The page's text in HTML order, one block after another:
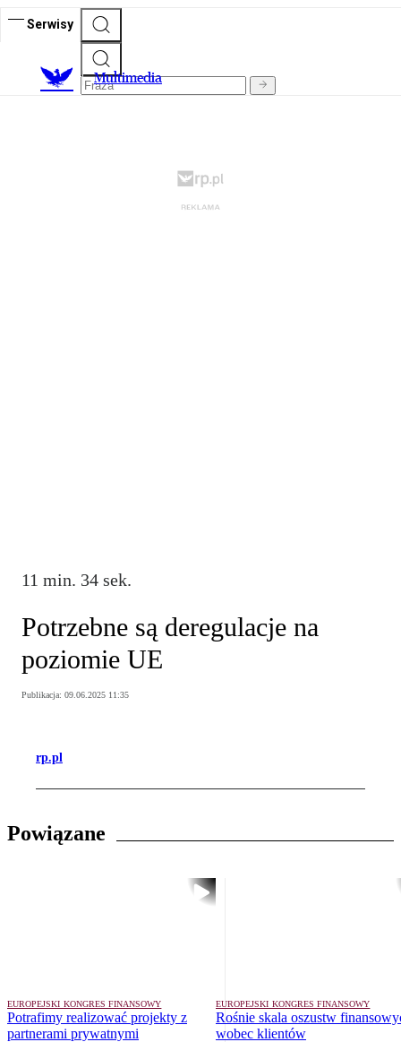
Serwisy
Multimedia
11 min. 34 sek.
Potrzebne są deregulacje na
poziomie UE
Publikacja: 09.06.2025 11:35
rp.pl
Powiązane
EUROPEJSKI KONGRES FINANSOWY
Potrafimy realizować projekty z
partnerami prywatnymi
EUROPEJSKI KONGRES FINANSOWY
Rośnie skala oszustw
wobec klientów